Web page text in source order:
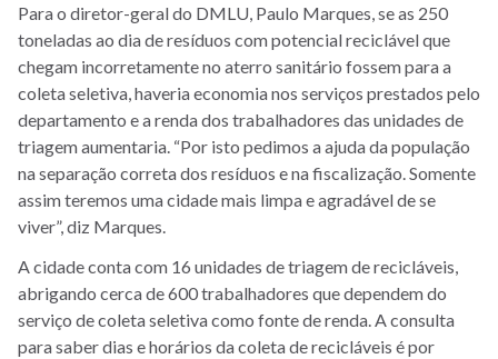
Para o diretor-geral do DMLU, Paulo Marques, se as 250
toneladas ao dia de resíduos com potencial reciclável que
chegam incorretamente no aterro sanitário fossem para a
coleta seletiva, haveria economia nos serviços prestados pelo
departamento e a renda dos trabalhadores das unidades de
triagem aumentaria. “Por isto pedimos a ajuda da população
na separação correta dos resíduos e na fiscalização. Somente
assim teremos uma cidade mais limpa e agradável de se
viver”, diz Marques.
A cidade conta com 16 unidades de triagem de recicláveis,
abrigando cerca de 600 trabalhadores que dependem do
serviço de coleta seletiva como fonte de renda. A consulta
para saber dias e horários da coleta de recicláveis é por